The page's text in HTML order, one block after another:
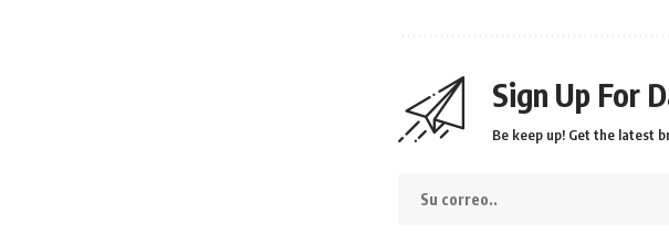
Sign Up For
Be keep up! Get the latest